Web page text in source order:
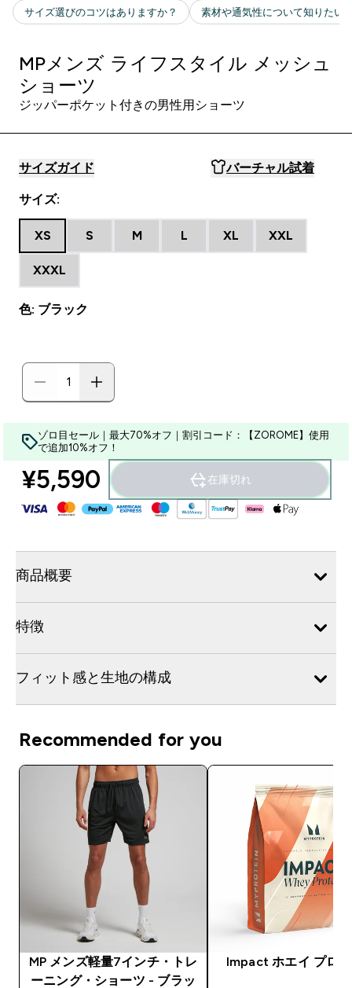
MPメンズ ライフスタイル メッシュ
ショーツ
ジッパーポケット付きの男性用ショーツ
サイズガイド バーチャル試着
サイズ:
XS S M L XL XXL
XXXL
色: ブラック
ゾロ目セール｜最大70%オフ｜割引コード：【ZOROME】使用
で追加10%オフ！
¥5,590‎ 在庫切れ
商品概要
特徴
フィット感と生地の構成
Recommended for you
MP メンズ軽量7インチ・トレ
ーニング・ショーツ - ブラッ
Impact ホエイ プロ